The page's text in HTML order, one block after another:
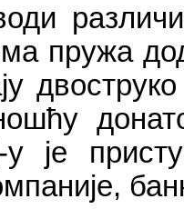
пружа
је